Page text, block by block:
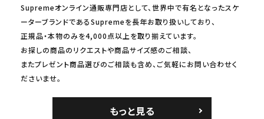
Supremeオンライン通販専門店として、世界中で有名となったスケ
ーターブランドであるSupremeを長年お取り扱いしており、
正規品・本物のみを4,000点以上を取り揃えています。
お探しの商品のリクエストや商品サイズ感のご相談、
またプレゼント商品選びのご相談も含め、ご気軽にお問い合わせく
ださいませ。
もっと見る